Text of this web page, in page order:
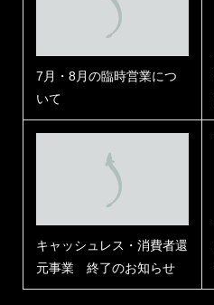
7月・8月の臨時営業につ
いて
キャッシュレス・消費者還
元事業 終了のお知らせ